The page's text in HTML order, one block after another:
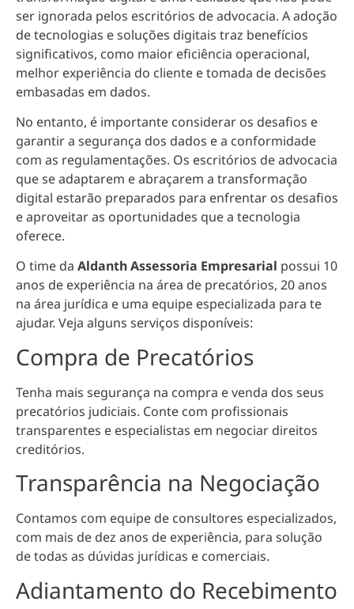
ser ignorada pelos escritórios de advocacia. A adoção
de tecnologias e soluções digitais traz benefícios
significativos, como maior eficiência operacional,
melhor experiência do cliente e tomada de decisões
embasadas em dados.
No entanto, é importante considerar os desafios e
garantir a segurança dos dados e a conformidade
com as regulamentações. Os escritórios de advocacia
que se adaptarem e abraçarem a transformação
digital estarão preparados para enfrentar os desafios
eaproveitar as oportunidades que a tecnologia
oferece.
O time da Aldanth Assessoria Empresarial possui 10
anos de experiência na área de precatórios, 20 anos
na área jurídica e uma equipe especializada para te
ajudar. Veja alguns serviços disponíveis:
Compra de Precatórios
Tenha mais segurança na compra e venda dos seus
precatórios judiciais. Conte com profissionais
transparentes e especialistas em negociar direitos
creditórios.
Transparência na Negociação
Contamos com equipe de consultores especializados,
com mais de dez anos de experiência, para solução
de todas as dúvidas jurídicas e comerciais.
Adiantamento do Recebimento